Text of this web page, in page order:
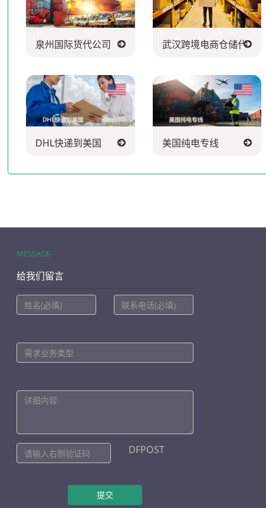
泉州国际货代公司 武汉跨境电商仓储代发货
DHL快递到美国 美国纯电专线
MESSAGE
给我们留言
DFPOST
提交